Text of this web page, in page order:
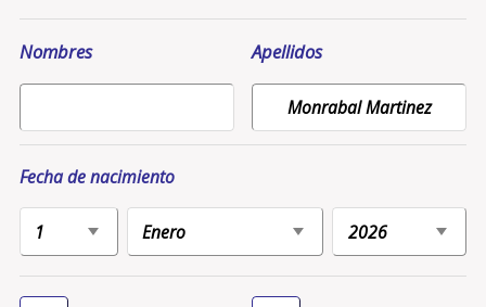
Nombres Apellidos
Fecha de nacimiento